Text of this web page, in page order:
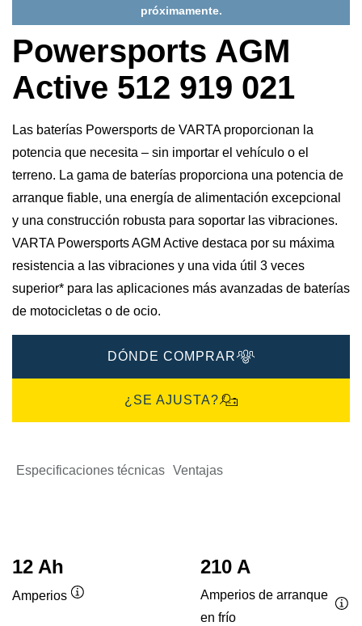
próximamente.
Powersports AGM
Active 512 919 021
Las baterías Powersports de VARTA proporcionan la
potencia que necesita – sin importar el vehículo o el
terreno. La gama de baterías proporciona una potencia de
arranque fiable, una energía de alimentación excepcional
y una construcción robusta para soportar las vibraciones.
VARTA Powersports AGM Active destaca por su máxima
resistencia a las vibraciones y una vida útil 3 veces
superior* para las aplicaciones más avanzadas de baterías
de motocicletas o de ocio.
DÓNDE COMPRAR
¿SE AJUSTA?
Especificaciones técnicas Ventajas
12 Ah
Amperios
210 A
Amperios de arranque
en frío